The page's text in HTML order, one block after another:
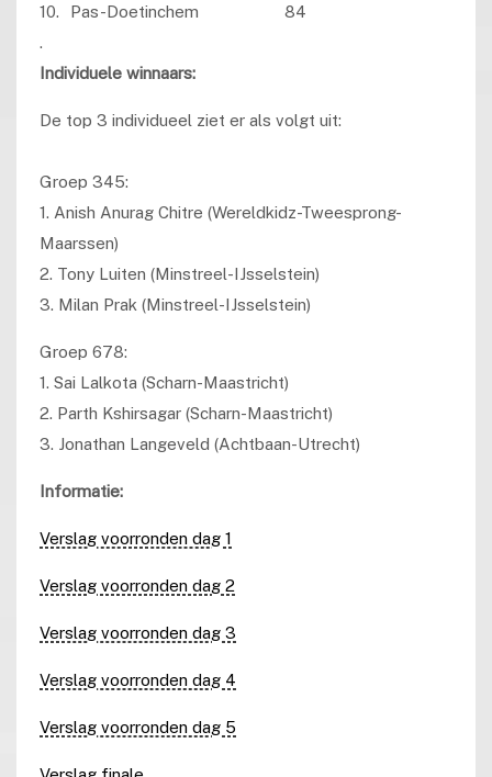
10.
Pas-Doetinchem
84
.
Individuele winnaars:
De top 3 individueel ziet er als volgt uit:
Groep 345:
1. Anish Anurag Chitre (Wereldkidz-Tweesprong-
Maarssen)
2. Tony Luiten (Minstreel-IJsselstein)
3. Milan Prak (Minstreel-IJsselstein)
Groep 678:
1. Sai Lalkota (Scharn-Maastricht)
2. Parth Kshirsagar (Scharn-Maastricht)
3. Jonathan Langeveld (Achtbaan-Utrecht)
Informatie:
Verslag voorronden dag 1
Verslag voorronden dag 2
Verslag voorronden dag 3
Verslag voorronden dag 4
Verslag voorronden dag 5